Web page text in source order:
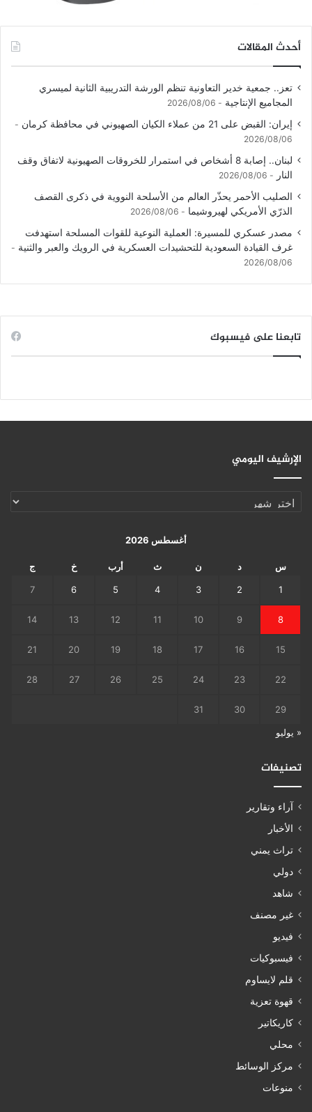
أحدث المقالات
تعز.. جمعية خدير التعاونية تنظم الورشة التدريبية الثانية لميسري
المجاميع الإنتاجية
2026/08/06
إيران: القبض على 21 من عملاء الكيان الصهيوني في محافظة كرمان
2026/08/06
لبنان.. إصابة 8 أشخاص في استمرار للخروقات الصهيونية لاتفاق وقف
النار
2026/08/06
الصليب الأحمر يحذّر العالم من الأسلحة النووية في ذكرى القصف
الذرّي الأمريكي لهيروشيما
2026/08/06
مصدر عسكري للمسيرة: العملية النوعية للقوات المسلحة استهدفت
غرف القيادة السعودية للتحشيدات العسكرية في الرويك والعبر والثنية
2026/08/06
تابعنا على فيسبوك
الإرشيف اليومي
الإرشيف
أغسطس 2026
س د ن ث أرب خ ج
1
2
3
4
5
6
7
8
9
10
11
12
13
14
15
16
17
18
19
20
21
22
23
24
25
26
27
28
29
30
31
« يوليو
تصنيفات
آراء وتقارير
الأخبار
تراث يمني
دولي
شاهد
غير مصنف
فيديو
فيسبوكيات
قلم لايساوم
قهوة تعزية
كاريكاتير
محلي
مركز الوسائط
منوعات